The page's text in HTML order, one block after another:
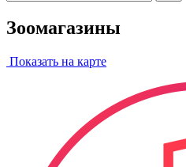
Зоомагазины
Показать на карте